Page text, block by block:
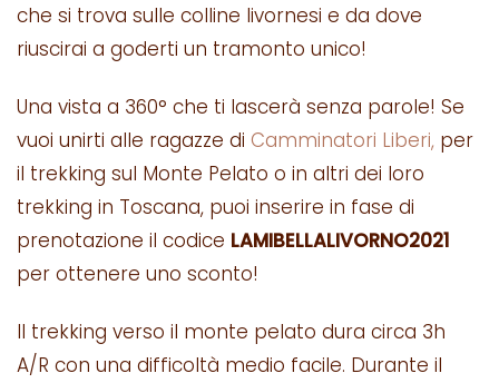
che si trova sulle colline livornesi e da dove
riuscirai a goderti un tramonto unico!
Una vista a 360° che ti lascerà senza parole! Se
vuoi unirti alle ragazze di Camminatori Liberi, per
il trekking sul Monte Pelato o in altri dei loro
trekking in Toscana, puoi inserire in fase di
prenotazione il codice LAMIBELLALIVORNO2021
per ottenere uno sconto!
Il trekking verso il monte pelato dura circa 3h
A/R con una difficoltà medio facile. Durante il